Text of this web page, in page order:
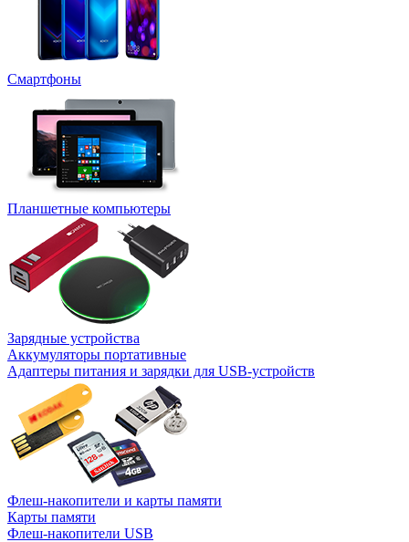
Смартфоны
Планшетные компьютеры
Зарядные устройства
Аккумуляторы портативные
Адаптеры питания и зарядки для USB-устройств
Флеш-накопители и карты памяти
Карты памяти
Флеш-накопители USB